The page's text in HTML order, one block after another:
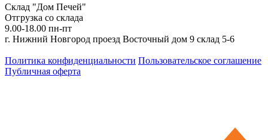
Склад "Дом Печей"
Отгрузка со склада
9.00-18.00 пн-пт
г. Нижний Новгород проезд Восточный дом 9 склад 5-6
Политика конфиденциальности Пользовательское соглашение
Публичная оферта